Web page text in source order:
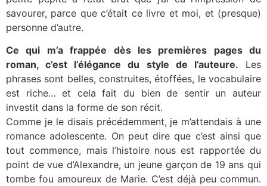
savourer, parce que c’était ce livre et moi, et (presque)
personne d’autre.
Ce qui m’a frappée dès les premières pages du
roman, c’est l’élégance du style de l’auteure. Les
phrases sont belles, construites, étoffées, le vocabulaire
est riche… et cela fait du bien de sentir un auteur
investit dans la forme de son récit.
Comme je le disais précédemment, je m’attendais à une
romance adolescente. On peut dire que c’est ainsi que
tout commence, mais l’histoire nous est rapportée du
point de vue d’Alexandre, un jeune garçon de 19 ans qui
tombe fou amoureux de Marie. C’est déjà peu commun.